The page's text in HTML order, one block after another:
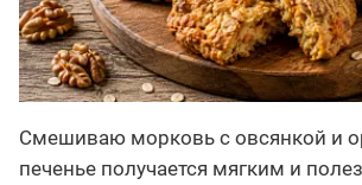
Смешиваю морковь с овсянкой и
печенье получается мягким и